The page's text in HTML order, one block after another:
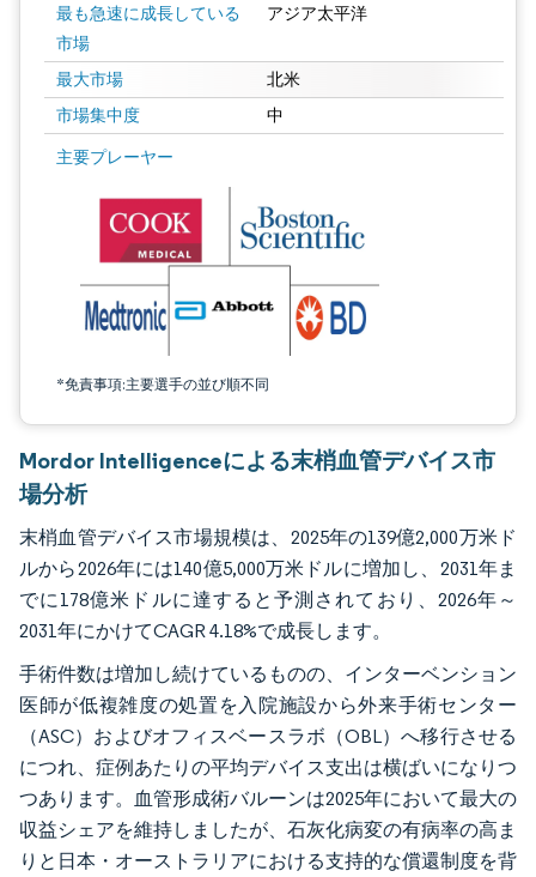
最も急速に成長している
市場
アジア太平洋
最大市場 北米
市場集中度 中
主要プレーヤー
*免責事項:主要選手の並び順不同
画像 © Mordor Intelligence。再利用にはCC BY 4.0の表示が必要です。
Mordor Intelligenceによる末梢血管デバイス市
場分析
末梢血管デバイス市場規模は、2025年の139億2,000万米ド
ルから2026年には140億5,000万米ドルに増加し、2031年ま
でに178億米ドルに達すると予測されており、2026年～
2031年にかけてCAGR 4.18%で成長します。
手術件数は増加し続けているものの、インターベンション
医師が低複雑度の処置を入院施設から外来手術センター
（ASC）およびオフィスベースラボ（OBL）へ移行させる
につれ、症例あたりの平均デバイス支出は横ばいになりつ
つあります。血管形成術バルーンは2025年において最大の
収益シェアを維持しましたが、石灰化病変の有病率の高ま
りと日本・オーストラリアにおける支持的な償還制度を背